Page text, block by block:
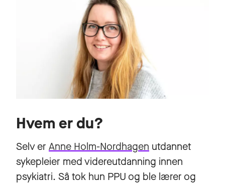
Hvem er du?
Selv er Anne Holm-Nordhagen utdannet
sykepleier med videreutdanning innen
psykiatri. Så tok hun PPU og ble lærer og